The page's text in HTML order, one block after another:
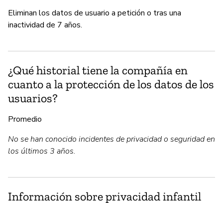
Eliminan los datos de usuario a petición o tras una
inactividad de 7 años.
¿Qué historial tiene la compañía en
cuanto a la protección de los datos de los
usuarios?
Promedio
No se han conocido incidentes de privacidad o seguridad en
los últimos 3 años.
Información sobre privacidad infantil